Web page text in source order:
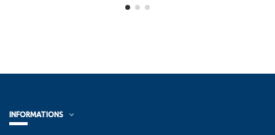
INFORMATIONS